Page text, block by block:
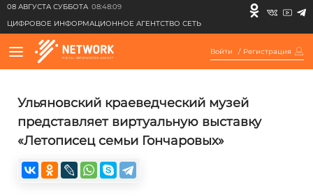
08 АВГУСТА СУББОТА 08:48:09
ЦИФРОВОЕ ИНФОРМАЦИОННОЕ АГЕНТСТВО СЕТЬ
Войти / Регистрация
Ульяновский краеведческий музей
представляет виртуальную выставку
«Летописец семьи Гончаровых»